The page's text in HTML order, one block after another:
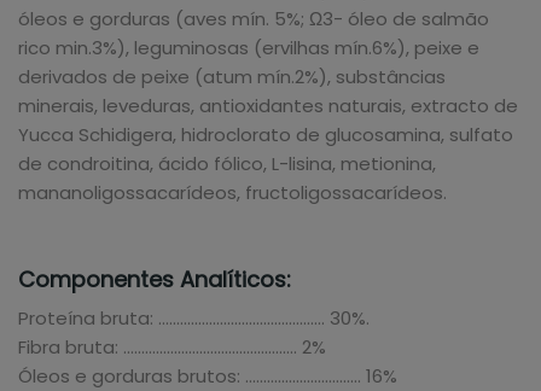
óleos e gorduras (aves mín. 5%; Ω3- óleo de salmão
rico min.3%), leguminosas (ervilhas mín.6%), peixe e
derivados de peixe (atum mín.2%), substâncias
minerais, leveduras, antioxidantes naturais, extracto de
Yucca Schidigera, hidroclorato de glucosamina, sulfato
de condroitina, ácido fólico, L-lisina, metionina,
mananoligossacarídeos, fructoligossacarídeos.
Componentes Analíticos:
Proteína bruta: .............................................. 30%.
Fibra bruta: ................................................ 2%
Óleos e gorduras brutos: ................................ 16%